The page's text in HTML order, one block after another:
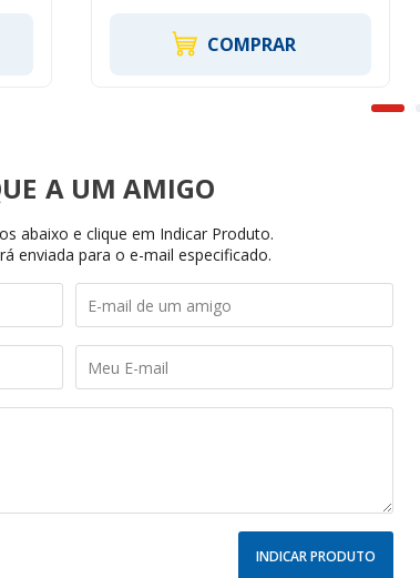
COMPRAR
abaixo e clique em Indicar Produto.
enviada para o e-mail especificado.
INDICAR PRODUTO